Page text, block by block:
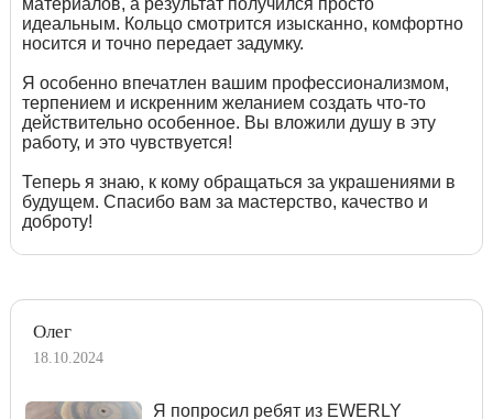
идеальным. Кольцо смотрится изысканно, комфортно
носится и точно передает задумку.
Я особенно впечатлен вашим профессионализмом,
терпением и искренним желанием создать что-то
действительно особенное. Вы вложили душу в эту
работу, и это чувствуется!
Теперь я знаю, к кому обращаться за украшениями в
будущем. Спасибо вам за мастерство, качество и
доброту!
Олег
18.10.2024
Я попросил ребят из EWERLY